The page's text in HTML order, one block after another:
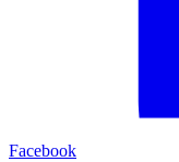
Facebook